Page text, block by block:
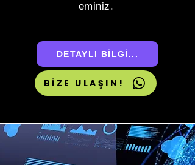
eminiz.
DETAYLI BİLGİ...
BİZE ULAŞIN!